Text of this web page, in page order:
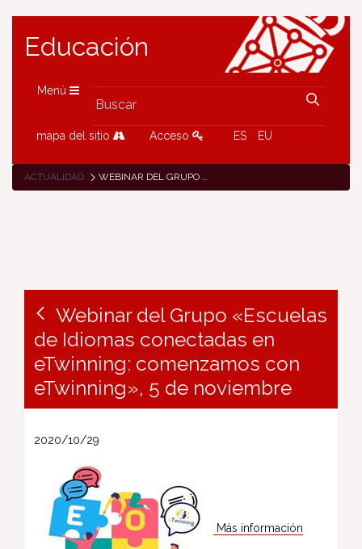
Educación
Menú
mapa del sitio Acceso ES EU
ACTUALIDAD WEBINAR DEL GRUPO «ESCUELAS DE IDIOMAS CONECTADAS EN ETWINNING: COMENZAMOS CON ETWINNING», 5 DE NOVIEMBRE
Webinar del Grupo «Escuelas
de Idiomas conectadas en
eTwinning: comenzamos con
eTwinning», 5 de noviembre
2020/10/29
Más información